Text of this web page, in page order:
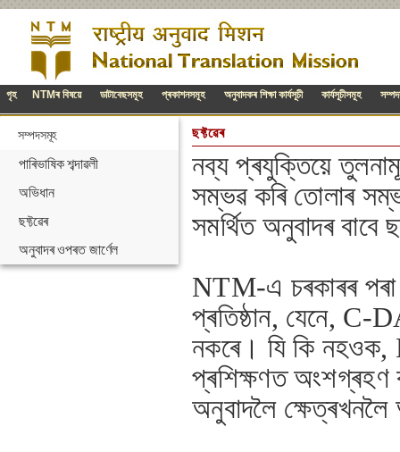
গৃহ NTMৰ বিষয়ে ডাটাবেছসমূহ প্ৰকাশনসমূহ অনুবাদকৰ শিক্ষা কাৰ্যসূচী কাৰ্যসূচীসমূহ
সম্পদসমূহ
পাৰিভাষিক শব্দাৱলী
অভিধান
ছফ্টৱেৰ
অনুবাদৰ ওপৰত জাৰ্ণেল
ছফ্টৱেৰ
নব্য প্ৰযুক্তিয়ে
সম্ভৱ কৰি তোলাৰ
সমৰ্থিত অনুবাদৰ বাবে
NTM-এ চৰকাৰৰ পৰা
প্ৰতিষ্ঠান, যেনে,
নকৰে। যি কি নহওক,
প্ৰশিক্ষণত অংশগ্ৰহণ
অনুবাদলৈ ক্ষেত্ৰখনলৈ